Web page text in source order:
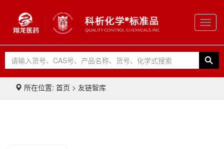
所在位置: 首页 > 友链智库